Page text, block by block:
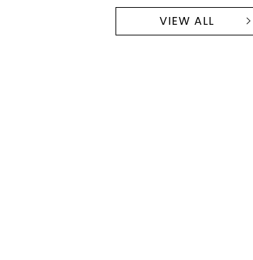
VIEW ALL